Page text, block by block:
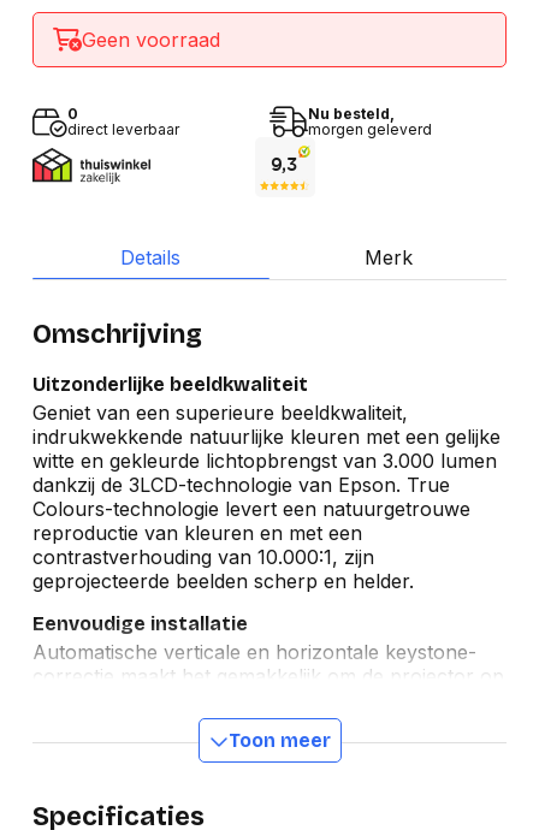
Geen voorraad
0
direct leverbaar
Nu besteld,
morgen geleverd
Details Merk
Omschrijving
Uitzonderlijke beeldkwaliteit
Geniet van een superieure beeldkwaliteit,
indrukwekkende natuurlijke kleuren met een gelijke
witte en gekleurde lichtopbrengst van 3.000 lumen
dankzij de 3LCD-technologie van Epson. True
Colours-technologie levert een natuurgetrouwe
reproductie van kleuren en met een
contrastverhouding van 10.000:1, zijn
geprojecteerde beelden scherp en helder.
Eenvoudige installatie
Automatische verticale en horizontale keystone-
correctie maakt het gemakkelijk om de projector op
projectieafstand wordt een groot beeld
geprojecteerd vanaf een kortere afstand, zodat alle
de voorzijde ervoor zorgt dat de warmte bij hen
Toon meer
Specificaties